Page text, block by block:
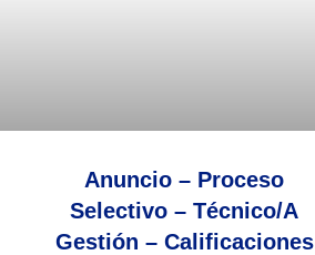
Anuncio – Proceso
Selectivo – Técnico/a
Gestión – Calificaciones